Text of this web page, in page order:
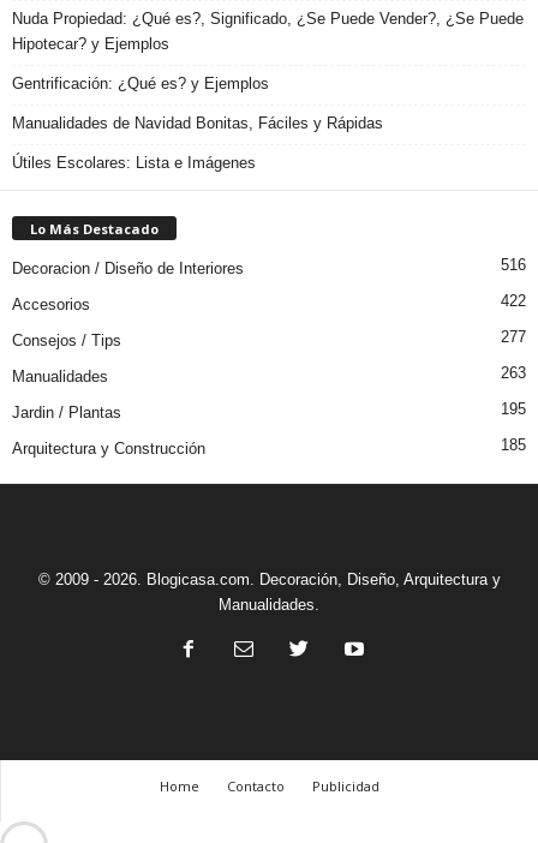
Nuda Propiedad: ¿Qué es?, Significado, ¿Se Puede Vender?, ¿Se Puede
Hipotecar? y Ejemplos
Gentrificación: ¿Qué es? y Ejemplos
Manualidades de Navidad Bonitas, Fáciles y Rápidas
Útiles Escolares: Lista e Imágenes
Lo Más Destacado
Decoracion / Diseño de Interiores 516
Accesorios 422
Consejos / Tips 277
Manualidades 263
Jardin / Plantas 195
Arquitectura y Construcción 185
© 2009 - 2026. Blogicasa.com. Decoración, Diseño, Arquitectura y
Manualidades.
Home Contacto Publicidad